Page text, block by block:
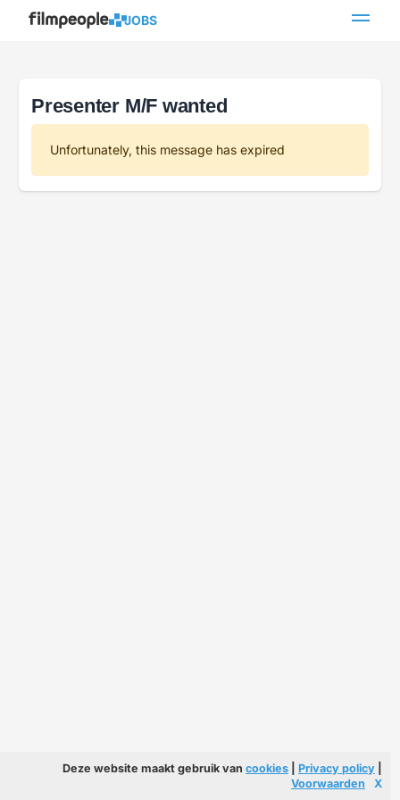
JOBS
Presenter M/F wanted
Unfortunately, this message has expired
Deze website maakt gebruik van cookies Privacy policy
Voorwaarden
X